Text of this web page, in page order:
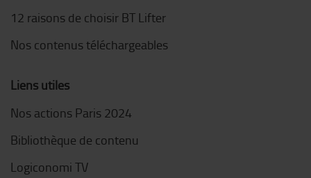
12 raisons de choisir BT Lifter
Nos contenus téléchargeables
Liens utiles
Nos actions Paris 2024
Bibliothèque de contenu
Logiconomi TV